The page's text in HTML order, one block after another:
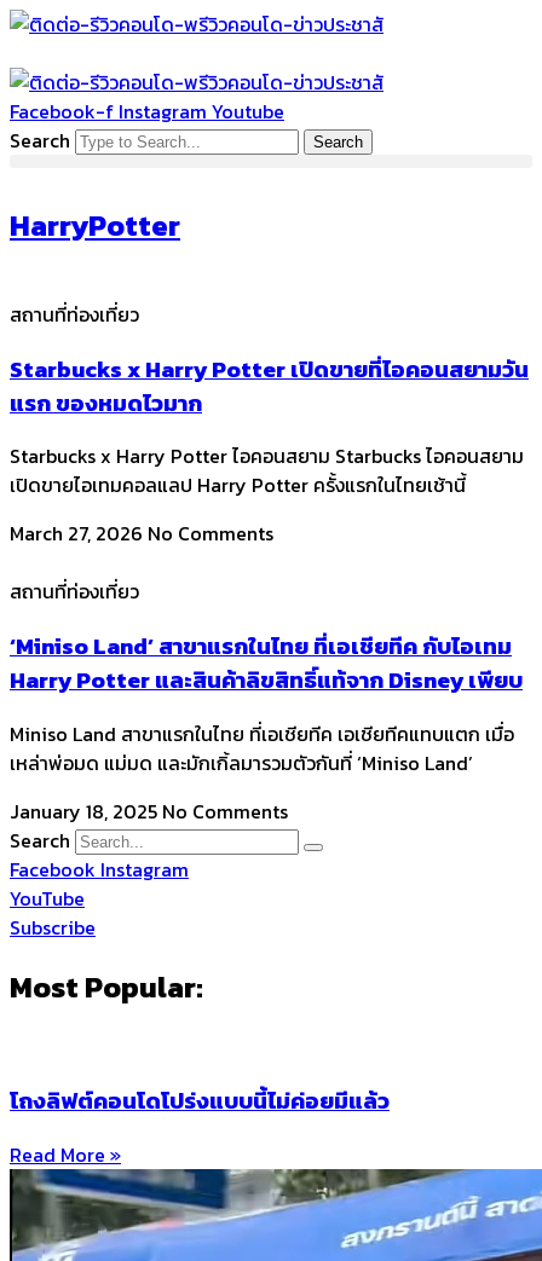
Skip
content
Facebook-f Instagram Youtube
Search
Search
HarryPotter
สถานที่ท่องเที่ยว
Starbucks x Harry Potter เปิดขายที่ไอคอนสยามวัน
แรก ของหมดไวมาก
Starbucks x Harry Potter ไอคอนสยาม Starbucks ไอคอนสยาม
เปิดขายไอเทมคอลแลป Harry Potter ครั้งแรกในไทยเช้านี้
March 27, 2026 No Comments
สถานที่ท่องเที่ยว
‘Miniso Land’ สาขาแรกในไทย ที่เอเชียทีค กับไอเทม
Harry Potter และสินค้าลิขสิทธิ์แท้จาก Disney เพียบ
Miniso Land สาขาแรกในไทย ที่เอเชียทีค เอเชียทีคแทบแตก เมื่อ
เหล่าพ่อมด แม่มด และมักเกิ้ลมารวมตัวกันที่ ‘Miniso Land’
January 18, 2025 No Comments
Search
Facebook Instagram
YouTube
Subscribe
Most Popular:
โถงลิฟต์คอนโดโปร่งแบบนี้ไม่ค่อยมีแล้ว
Read More »